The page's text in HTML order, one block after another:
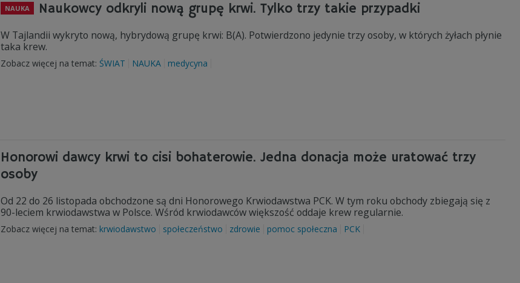
NAUKA Naukowcy odkryli nową grupę krwi. Tylko trzy takie przypadki
W Tajlandii wykryto nową, hybrydową grupę krwi: B(A). Potwierdzono jedynie trzy osoby, w których żyłach płynie
taka krew.
Zobacz więcej na temat: ŚWIAT NAUKA medycyna
Honorowi dawcy krwi to cisi bohaterowie. Jedna donacja może uratować trzy
osoby
Od 22 do 26 listopada obchodzone są dni Honorowego Krwiodawstwa PCK. W tym roku obchody zbiegają się z
90-leciem krwiodawstwa w Polsce. Wśród krwiodawców większość oddaje krew regularnie.
Zobacz więcej na temat: krwiodawstwo społeczeństwo zdrowie pomoc społeczna PCK